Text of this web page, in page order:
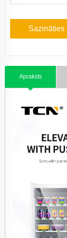
Sazināties
Apraksts